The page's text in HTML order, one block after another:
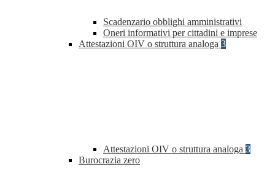
Scadenzario obblighi amministrativi
Oneri informativi per cittadini e imprese
Attestazioni OIV o struttura analoga 3
Attestazioni OIV o struttura analoga 3
Burocrazia zero